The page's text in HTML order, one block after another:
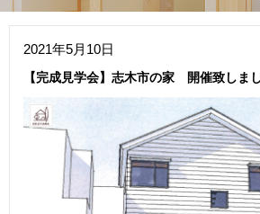
2021年5月10日
【完成見学会】志木市の家 開催致しまし